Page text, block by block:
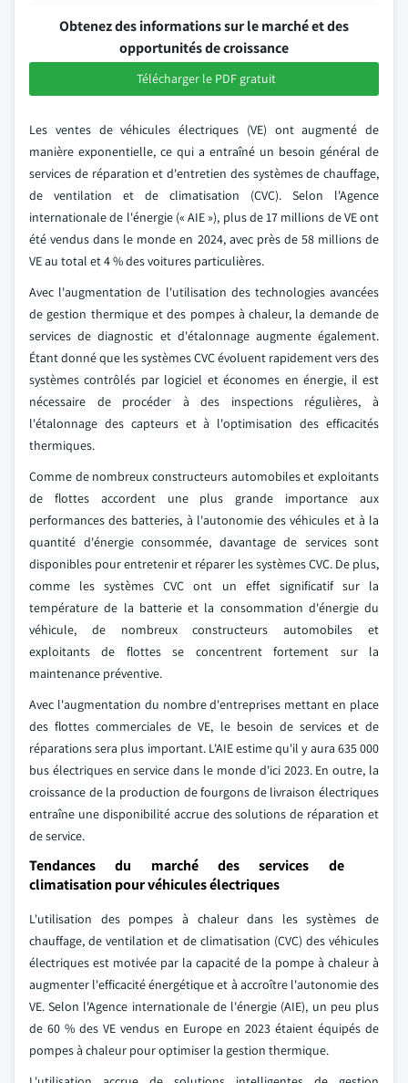
Obtenez des informations sur le marché et des
opportunités de croissance
Télécharger le PDF gratuit
Les ventes de véhicules électriques (VE) ont augmenté de
manière exponentielle, ce qui a entraîné un besoin général de
services de réparation et d'entretien des systèmes de chauffage,
de ventilation et de climatisation (CVC). Selon l'Agence
internationale de l'énergie (« AIE »), plus de 17 millions de VE ont
été vendus dans le monde en 2024, avec près de 58 millions de
VE au total et 4 % des voitures particulières.
Avec l'augmentation de l'utilisation des technologies avancées
de gestion thermique et des pompes à chaleur, la demande de
services de diagnostic et d'étalonnage augmente également.
Étant donné que les systèmes CVC évoluent rapidement vers des
systèmes contrôlés par logiciel et économes en énergie, il est
nécessaire de procéder à des inspections régulières, à
l'étalonnage des capteurs et à l'optimisation des efficacités
thermiques.
Comme de nombreux constructeurs automobiles et exploitants
de flottes accordent une plus grande importance aux
performances des batteries, à l'autonomie des véhicules et à la
quantité d'énergie consommée, davantage de services sont
disponibles pour entretenir et réparer les systèmes CVC. De plus,
comme les systèmes CVC ont un effet significatif sur la
température de la batterie et la consommation d'énergie du
véhicule, de nombreux constructeurs automobiles et
exploitants de flottes se concentrent fortement sur la
maintenance préventive.
Avec l'augmentation du nombre d'entreprises mettant en place
des flottes commerciales de VE, le besoin de services et de
réparations sera plus important. L'AIE estime qu'il y aura 635 000
bus électriques en service dans le monde d'ici 2023. En outre, la
croissance de la production de fourgons de livraison électriques
entraîne une disponibilité accrue des solutions de réparation et
de service.
Tendances du marché des services de
climatisation pour véhicules électriques
L'utilisation des pompes à chaleur dans les systèmes de
chauffage, de ventilation et de climatisation (CVC) des véhicules
électriques est motivée par la capacité de la pompe à chaleur à
augmenter l'efficacité énergétique et à accroître l'autonomie des
VE. Selon l'Agence internationale de l'énergie (AIE), un peu plus
de 60 % des VE vendus en Europe en 2023 étaient équipés de
pompes à chaleur pour optimiser la gestion thermique.